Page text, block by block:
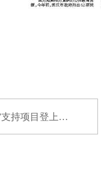
上一篇：武创院“拨转股”支持项目登上《焦点访...